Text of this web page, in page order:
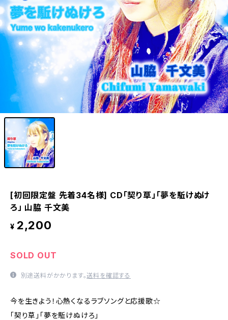
1/1
[初回限定盤 先着34名様] CD「契り草」「夢を駈けぬけ
ろ」 山脇 千文美
¥ 2,200
SOLD OUT
別途送料がかかります。送料を確認する
今を生きよう！心熱くなるラブソングと応援歌☆
「契り草」「夢を駈けぬけろ」